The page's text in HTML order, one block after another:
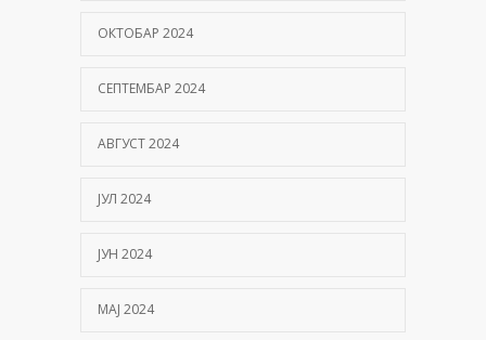
ОКТОБАР 2024
СЕПТЕМБАР 2024
АВГУСТ 2024
ЈУЛ 2024
ЈУН 2024
МАЈ 2024